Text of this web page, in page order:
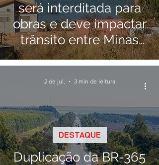
será interditada para
obras e deve impactar
trânsito entre Minas
Gerais e Goiás
Duplicação da BR-365
DESTAQUE
2 de jul. 3 min de leitura